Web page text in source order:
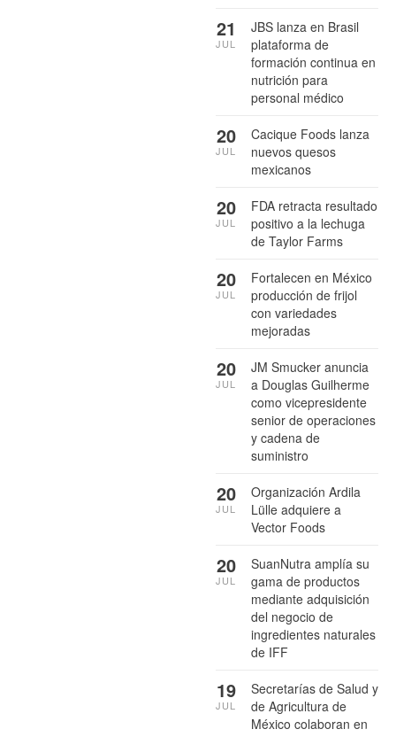
JBS lanza en Brasil
plataforma de
formación continua en
nutrición para
personal médico
21
JUL
Cacique Foods lanza
nuevos quesos
mexicanos
20
JUL
FDA retracta resultado
positivo a la lechuga
de Taylor Farms
20
JUL
Fortalecen en México
producción de frijol
con variedades
mejoradas
20
JUL
JM Smucker anuncia
a Douglas Guilherme
como vicepresidente
senior de operaciones
y cadena de
suministro
20
JUL
Organización Ardila
Lülle adquiere a
Vector Foods
20
JUL
SuanNutra amplía su
gama de productos
mediante adquisición
del negocio de
ingredientes naturales
de IFF
20
JUL
Secretarías de Salud y
de Agricultura de
México colaboran en
19
JUL